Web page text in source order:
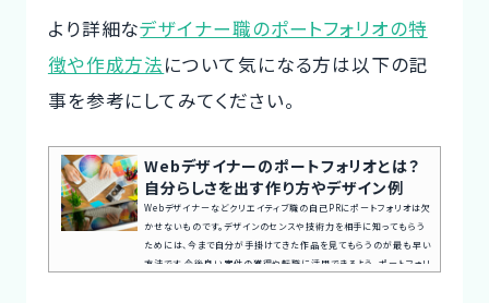
より詳細なデザイナー職のポートフォリオの特
徴や作成方法について気になる方は以下の記
事を参考にしてみてください。
Webデザイナーのポートフォリオとは？
自分らしさを出す作り方やデザイン例
Webデザイナーなどクリエイティブ職の自己PRにポートフォリオは欠
かせないものです。デザインのセンスや技術力を相手に知ってもらう
ためには、今まで自分が手掛けてきた作品を見てもらうのが最も早い
方法です。今後良い案件の獲得や転職に活用できるよう、ポートフォリ